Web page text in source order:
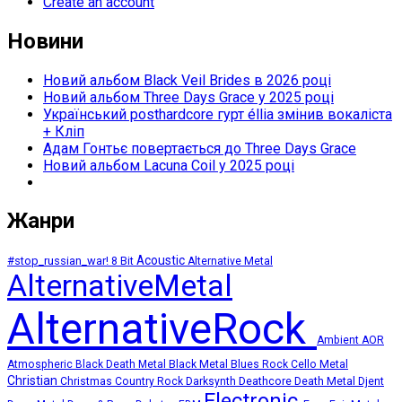
Новини
Новий альбом Black Veil Brides в 2026 році
Новий альбом Three Days Grace у 2025 році
Український posthardcore гурт éllia змінив вокаліста
+ Кліп
Адам Гонтьє повертається до Three Days Grace
Новий альбом Lacuna Coil у 2025 році
Жанри
#stop_russian_war! 8 Bit Acoustic Alternative Metal
AlternativeMetal
AlternativeRock Ambient AOR
Atmospheric Black Death Metal Black Metal Blues Rock Cello Metal
Christian Christmas Country Rock Darksynth Deathcore Death Metal
Djent